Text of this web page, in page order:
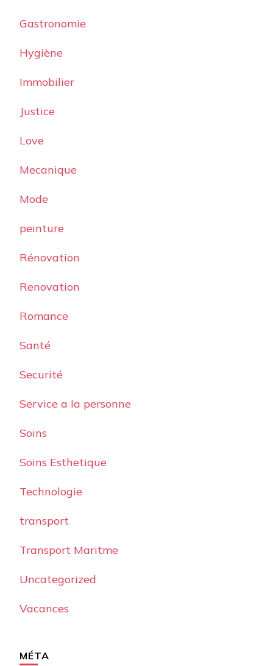
Gastronomie
Hygiène
Immobilier
Justice
Love
Mecanique
Mode
peinture
Rénovation
Renovation
Romance
Santé
Securité
Service a la personne
Soins
Soins Esthetique
Technologie
transport
Transport Maritme
Uncategorized
Vacances
MÉTA